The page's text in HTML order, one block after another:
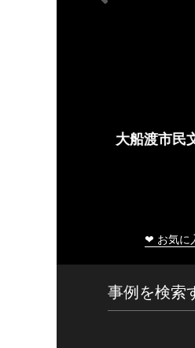
大船渡市民
❤ お気に
事例を検索